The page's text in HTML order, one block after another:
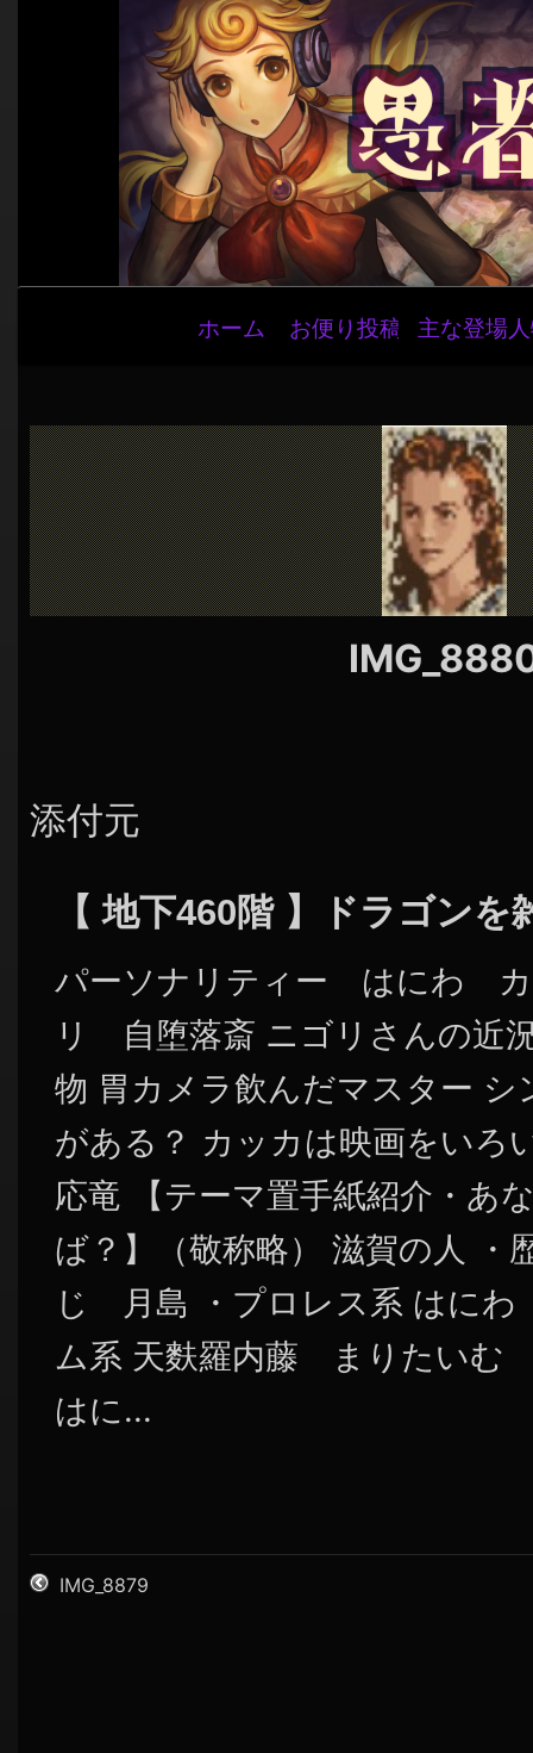
ビ
ゲ
ー
シ
ョ
ン
ホーム お便り投稿 主な登場
添付元
【 地下460階 】ドラゴン
パーソナリティー はにわ
リ 自堕落斎 ニゴリさんの近
物 胃カメラ飲んだマスター シ
がある？ カッカは映画をいろ
応竜 【テーマ置手紙紹介・あ
ば？】（敬称略） 滋賀の人
じ 月島 ・プロレス系 はに
ム系 天麩羅内藤 まりたいむ
はに...
IMG_8879